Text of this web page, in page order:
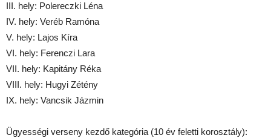
III. hely: Polereczki Léna
IV. hely: Veréb Ramóna
V. hely: Lajos Kíra
VI. hely: Ferenczi Lara
VII. hely: Kapitány Réka
VIII. hely: Hugyi Zétény
IX. hely: Vancsik Jázmin
Ügyességi verseny kezdő kategória (10 év feletti korosztály):